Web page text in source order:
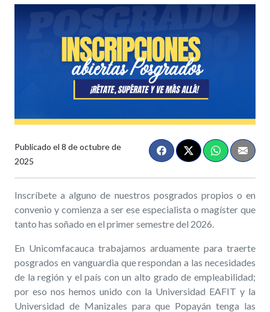
Publicado el 8 de octubre de
2025
Inscríbete a alguno de nuestros posgrados propios o en
convenio y comienza a ser ese especialista o magíster que
tanto has soñado en el primer semestre del 2026.
En Unicomfacauca trabajamos arduamente para traerte
posgrados en vanguardia que respondan a las necesidades
de la región y el país con un alto grado de empleabilidad;
por eso nos hemos unido con la Universidad EAFIT y la
Universidad de Manizales para que Popayán tenga las